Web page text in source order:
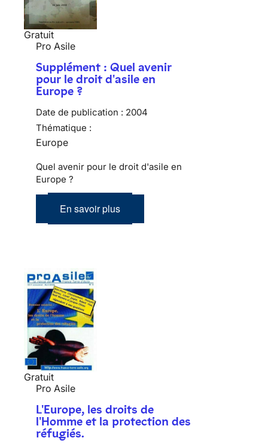
Gratuit
Pro Asile
Supplément : Quel avenir
pour le droit d'asile en
Europe ?
Date de publication : 2004
Thématique :
Europe
Quel avenir pour le droit d'asile en
Europe ?
En savoir plus
Gratuit
Pro Asile
L'Europe, les droits de
l'Homme et la protection des
réfugiés.